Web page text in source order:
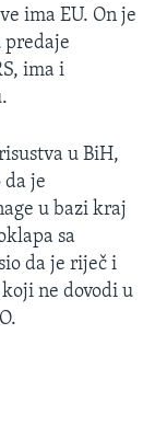
ima EU. On je
predaje
ima i
u BiH,
je
u bazi kraj
sa
da je riječ i
ne dovodi u